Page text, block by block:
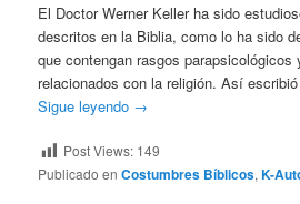
El Doctor Werner Keller ha sido
descritos en la Biblia, como lo ha sido
que contengan rasgos parapsicológicos
relacionados con la religión. Así escribió
Sigue leyendo →
Post Views: 149
Publicado en Costumbres Bíblicos,K-